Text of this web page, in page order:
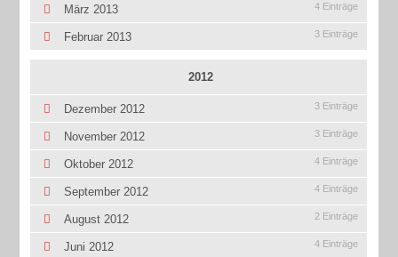
März 2013 4 Einträge
Februar 2013 3 Einträge
2012
Dezember 2012 3 Einträge
November 2012 3 Einträge
Oktober 2012 4 Einträge
September 2012 4 Einträge
August 2012 2 Einträge
Juni 2012 4 Einträge